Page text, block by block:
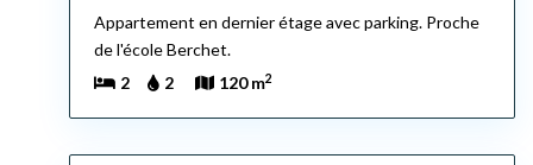
Appartement en dernier étage avec parking. Proche
de l'école Berchet.
2
2 120 m2